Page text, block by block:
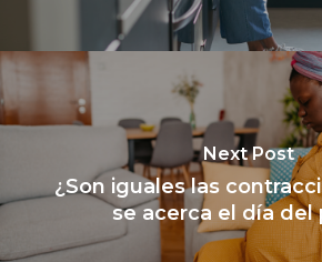
Next Post
¿Son iguales las
se acerca el día del